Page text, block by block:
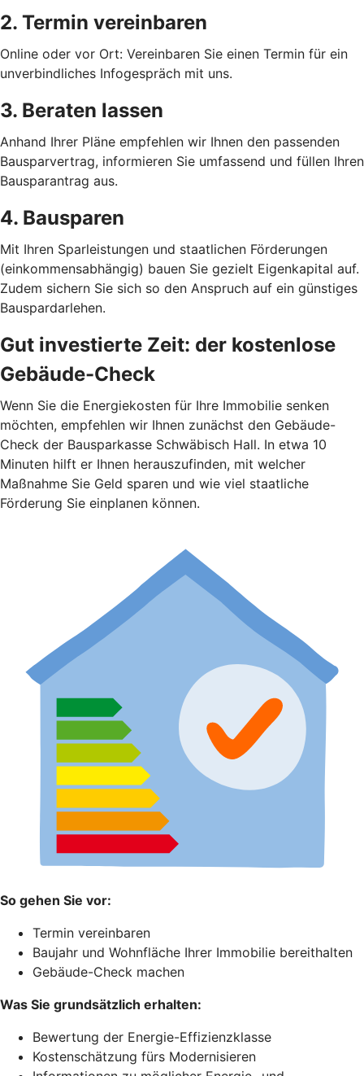
2. Termin vereinbaren
Online oder vor Ort: Vereinbaren Sie einen Termin für ein
unverbindliches Infogespräch mit uns.
3. Beraten lassen
Anhand Ihrer Pläne empfehlen wir Ihnen den passenden
Bausparvertrag, informieren Sie umfassend und füllen Ihren
Bausparantrag aus.
4. Bausparen
Mit Ihren Sparleistungen und staatlichen Förderungen
(einkommensabhängig) bauen Sie gezielt Eigenkapital auf.
Zudem sichern Sie sich so den Anspruch auf ein günstiges
Bauspardarlehen.
Gut investierte Zeit: der kostenlose
Gebäude-Check
Wenn Sie die Energiekosten für Ihre Immobilie senken
möchten, empfehlen wir Ihnen zunächst den Gebäude-
Check der Bausparkasse Schwäbisch Hall. In etwa 10
Minuten hilft er Ihnen herauszufinden, mit welcher
Maßnahme Sie Geld sparen und wie viel staatliche
Förderung Sie einplanen können.
So gehen Sie vor:
Termin vereinbaren
Baujahr und Wohnfläche Ihrer Immobilie bereithalten
Gebäude-Check machen
Was Sie grundsätzlich erhalten:
Bewertung der Energie-Effizienzklasse
Kostenschätzung fürs Modernisieren